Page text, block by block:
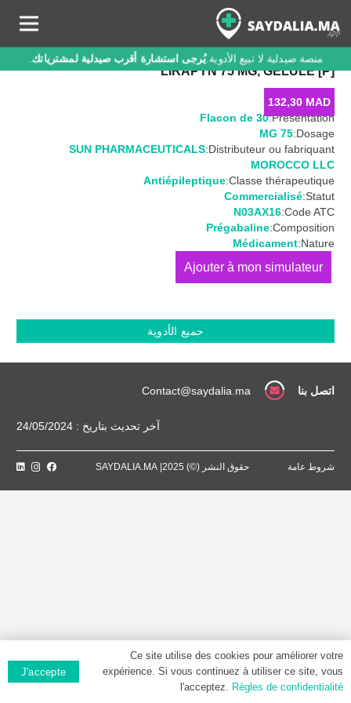
منصة صيدلية لا تبيع الأدوية.يُرجى استشارة أقرب صيدلية لمشترياتك.
LIRAPYN 75 MG, GÉLULE [P]
132,30 MAD
Présentation:
Flacon de 30
Dosage:
75 MG
Distributeur ou fabriquant:
SUN PHARMACEUTICALS
MOROCCO LLC
Classe thérapeutique:
Antiépileptique
Statut:
Commercialisé
Code ATC:
N03AX16
Composition:
Prégabaline
Nature:
Médicament
كمية
MG,
جميع الأدوية
اتصل بنا Contact@saydalia.ma
آخر تحديث بتاريخ : 24/05/2024
شروط عامة حقوق النشر (©) 2025| SAYDALIA.MA
Ce site utilise des cookies pour améliorer votre
expérience. Si vous continuez à utiliser ce site, vous
l'acceptez. Règles de confidentialité
J'accepte